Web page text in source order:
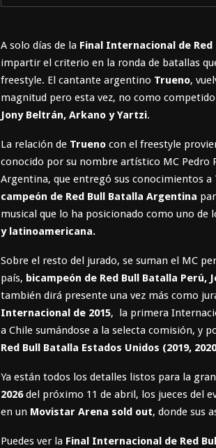
A solo días de la Final Internacional de Red
impartir el criterio en la ronda de batallas
freestyle. El cantante argentino Trueno,
magnitud pero esta vez, no como
Jony Beltrán, Arkano y Yartzi.
La relación de Trueno con el freestyle
conocido por su nombre artístico MC Pedro
Argentina, que entregó sus conocimientos
campeón de Red Bull Batalla Argentina
musical que lo ha posicionado como uno de
y latinoamericana.
Sobre el resto del jurado, se suman el MC
país, bicampeón de Red Bull Batalla Perú,
también dirá presente una vez más como
Internacional de 2015, la primera
a Chile sumándose a la selecta comisión, y
Red Bull Batalla Estados Unidos (2019,
Ya están todos los detalles listos para la gran
2026del próximo 11 de abril, los jueces del
en un Movistar Arena sold out, donde sus
Puedes ver la Final Internacional de Red